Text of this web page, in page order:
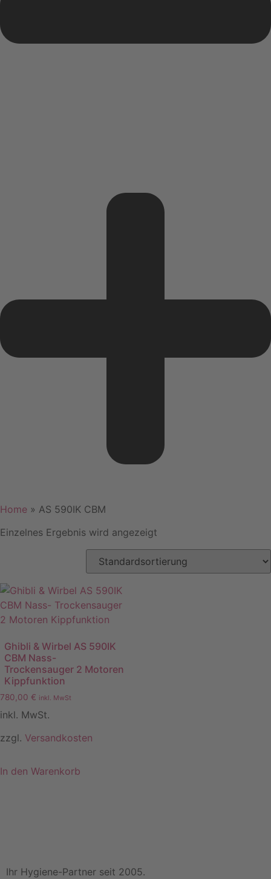
Home » AS 590IK CBM
Einzelnes Ergebnis wird angezeigt
Ghibli & Wirbel AS 590IK
CBM Nass-
Trockensauger 2 Motoren
Kippfunktion
780,00 € inkl. MwSt
inkl. MwSt.
zzgl. Versandkosten
In den Warenkorb
Ihr Hygiene-Partner seit 2005.